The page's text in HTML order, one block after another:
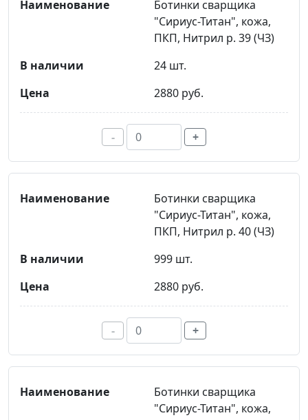
Ботинки сварщика
"Сириус-Титан", кожа,
ПКП, Нитрил р. 39 (ЧЗ)
24 шт.
2880 руб.
- +
Ботинки сварщика
"Сириус-Титан", кожа,
ПКП, Нитрил р. 40 (ЧЗ)
999 шт.
2880 руб.
- +
Ботинки сварщика
"Сириус-Титан", кожа,